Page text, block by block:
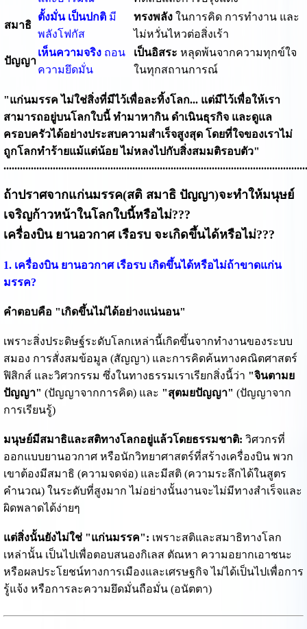
สมาธิ
ตั้งมั่น เป็นปกติมี
พลังโฟกัส
ทรงพลังในการคิด การทำงาน และ
ไม่หวั่นไหวต่อสิ่งเร้า
ปัญญา
เห็นความจริงถอน
ความยึดมั่น
เป็นอิสระ หลุดพ้นจากความทุกข์ใจ
ในทุกสถานการณ์
"แก่นมรรค ไม่ใช่สิ่งที่มีไว้เพื่อละทิ้งโลก... แต่มีไว้เพื่อให้เรา
สามารถอยู่บนโลกใบนี้ ทำมาหากิน ดำเนินธุรกิจ และดูแล
ครอบครัวได้อย่างประสบความสำเร็จสูงสุด โดยที่ใจของเราไม่
ถูกโลกทำร้ายแม้แต่น้อย ไม่หลงไปกับสิ่งสมมติรอบตัว"
ถ้าปราศจากแก่นมรรค(สติ สมาธิ ปัญญา)จะทำให้มนุษย์
เจริญก้าวหน้าในโลกใบนี้หรือไม่???
เครื่องบิน ยานอวกาศ เรือรบ จะเกิดขึ้นได้หรือไม่???
1. เครื่องบิน ยานอวกาศ เรือรบ เกิดขึ้นได้หรือไม่ถ้าขาดแก่น
มรรค?
คำตอบคือ "เกิดขึ้นไม่ได้อย่างแน่นอน"
เพราะสิ่งประดิษฐ์ระดับโลกเหล่านี้เกิดขึ้นจากทำงานของระบบ
สมอง การสั่งสมข้อมูล (สัญญา) และการคิดค้นทางคณิตศาสตร์
ฟิสิกส์ และวิศวกรรม ซึ่งในทางธรรมเราเรียกสิ่งนี้ว่า "จินตามย
ปัญญา" (ปัญญาจากการคิด) และ "สุตมยปัญญา" (ปัญญาจาก
การเรียนรู้)
มนุษย์มีสมาธิและสติทางโลกอยู่แล้วโดยธรรมชาติ: วิศวกรที่
ออกแบบยานอวกาศ หรือนักวิทยาศาสตร์ที่สร้างเครื่องบิน พวก
เขาต้องมีสมาธิ (ความจดจ่อ) และมีสติ (ความระลึกได้ในสูตร
คำนวณ) ในระดับที่สูงมาก ไม่อย่างนั้นงานจะไม่มีทางสำเร็จและ
ผิดพลาดได้ง่ายๆ
แต่สิ่งนั้นยังไม่ใช่ "แก่นมรรค": เพราะสติและสมาธิทางโลก
เหล่านั้น เป็นไปเพื่อตอบสนองกิเลส ตัณหา ความอยากเอาชนะ
หรือผลประโยชน์ทางการเมืองและเศรษฐกิจ ไม่ได้เป็นไปเพื่อการ
รู้แจ้ง หรือการละความยึดมั่นถือมั่น (อนัตตา)